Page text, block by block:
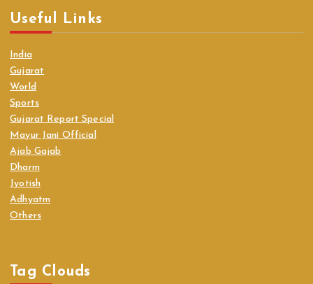
Useful Links
India
Gujarat
World
Sports
Gujarat Report Special
Mayur Jani Official
Ajab Gajab
Dharm
Jyotish
Adhyatm
Others
Tag Clouds